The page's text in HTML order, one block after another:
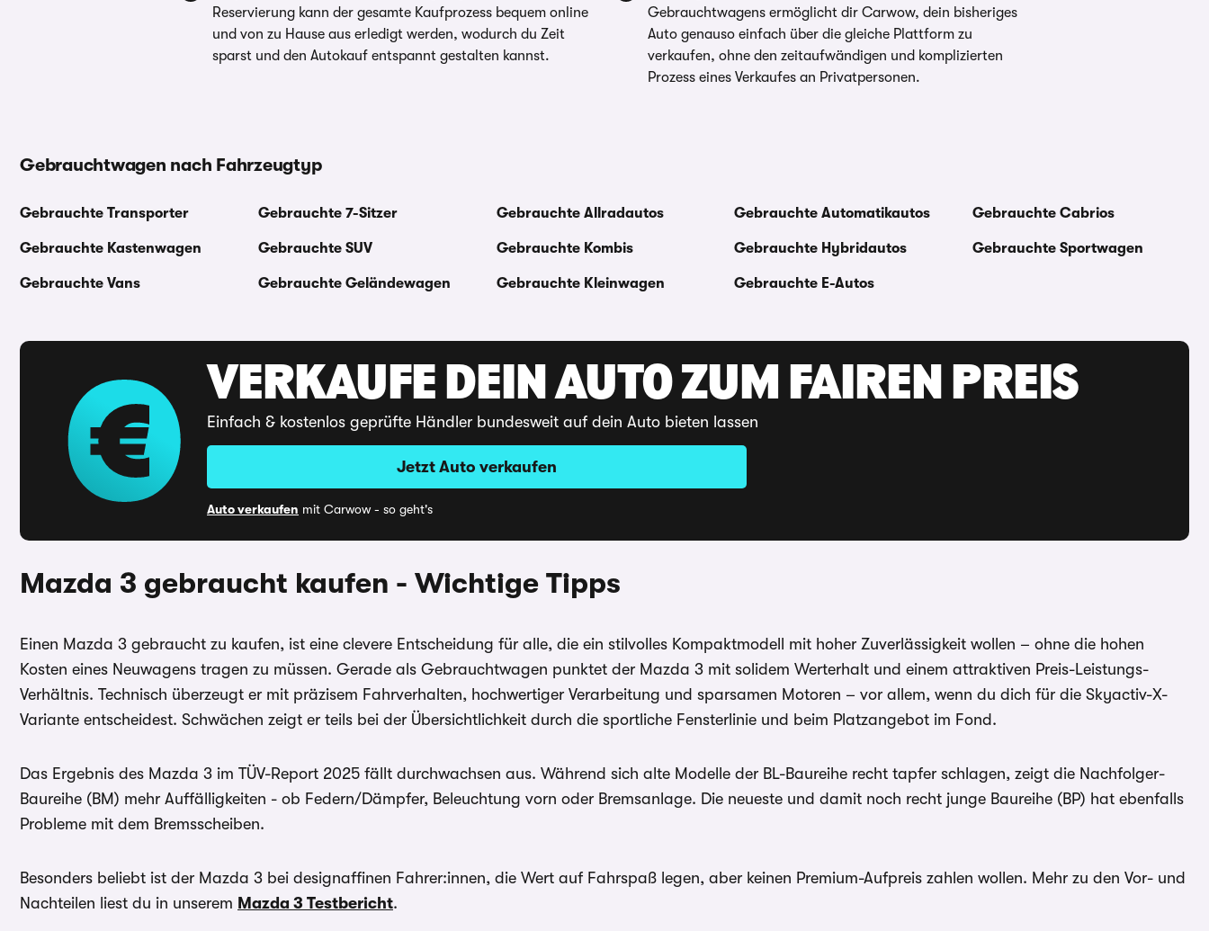
Reservierung kann der gesamte Kaufprozess bequem online
und von zu Hause aus erledigt werden, wodurch du Zeit
sparst und den Autokauf entspannt gestalten kannst.
Gebrauchtwagens ermöglicht dir Carwow, dein bisheriges
Auto genauso einfach über die gleiche Plattform zu
verkaufen, ohne den zeitaufwändigen und komplizierten
Prozess eines Verkaufes an Privatpersonen.
Gebrauchtwagen nach Fahrzeugtyp
Gebrauchte Transporter
Gebrauchte Kastenwagen
Gebrauchte Vans
Gebrauchte 7-Sitzer
Gebrauchte SUV
Gebrauchte Geländewagen
Gebrauchte Allradautos
Gebrauchte Kombis
Gebrauchte Kleinwagen
Gebrauchte Automatikautos
Gebrauchte Hybridautos
Gebrauchte E-Autos
Gebrauchte Cabrios
Gebrauchte Sportwagen
VERKAUFE DEIN AUTO ZUM FAIREN PREIS
Einfach & kostenlos geprüfte Händler bundesweit auf dein Auto bieten lassen
Jetzt Auto verkaufen
Auto verkaufen mit Carwow - so geht's
Mazda 3 gebraucht kaufen - Wichtige Tipps
Einen Mazda 3 gebraucht zu kaufen, ist eine clevere Entscheidung für alle, die ein stilvolles Kompaktmodell mit hoher Zuverlässigkeit wollen – ohne die hohen
Kosten eines Neuwagens tragen zu müssen. Gerade als Gebrauchtwagen punktet der Mazda 3 mit solidem Werterhalt und einem attraktiven Preis-Leistungs-
Verhältnis. Technisch überzeugt er mit präzisem Fahrverhalten, hochwertiger Verarbeitung und sparsamen Motoren – vor allem, wenn du dich für die Skyactiv-X-
Variante entscheidest. Schwächen zeigt er teils bei der Übersichtlichkeit durch die sportliche Fensterlinie und beim Platzangebot im Fond.
Das Ergebnis des Mazda 3 im TÜV-Report 2025 fällt durchwachsen aus. Während sich alte Modelle der BL-Baureihe recht tapfer schlagen, zeigt die Nachfolger-
Baureihe (BM) mehr Auffälligkeiten - ob Federn/Dämpfer, Beleuchtung vorn oder Bremsanlage. Die neueste und damit noch recht junge Baureihe (BP) hat ebenfalls
Probleme mit dem Bremsscheiben.
Besonders beliebt ist der Mazda 3 bei designaffinen Fahrer:innen, die Wert auf Fahrspaß legen, aber keinen Premium-Aufpreis zahlen wollen. Mehr zu den Vor- und
Nachteilen liest du in unserem Mazda 3 Testbericht.